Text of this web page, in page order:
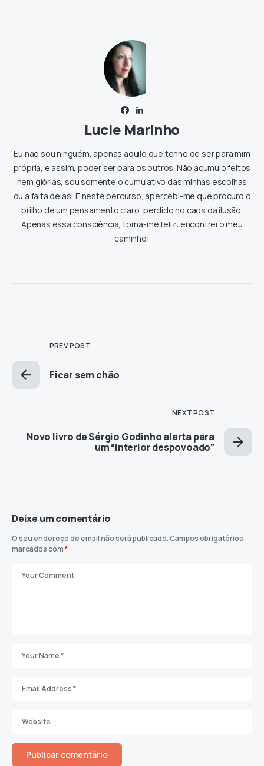
Lucie Marinho
Eu não sou ninguém, apenas aquilo que tenho de ser para mim
própria, e assim, poder ser para os outros. Não acumulo feitos
nem glórias, sou somente o cumulativo das minhas escolhas
ou a falta delas! E neste percurso, apercebi-me que procuro o
brilho de um pensamento claro, perdido no caos da ilusão.
Apenas essa consciência, torna-me feliz: encontrei o meu
caminho!
PREV POST
Ficar sem chão
NEXT POST
Novo livro de Sérgio Godinho alerta para
um “interior despovoado”
Deixe um comentário
O seu endereço de email não será publicado.Campos obrigatórios
marcados com*